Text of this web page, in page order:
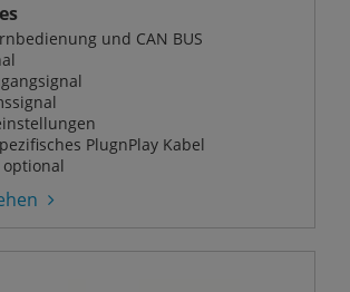
und CAN BUS
PlugnPlay Kabel
optional